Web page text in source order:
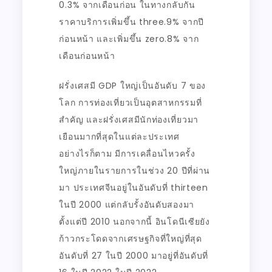
0.3% จากเดือนก่อน ในทางกลับกัน
ราคาบริการเพิ่มขึ้น three.9% จากปี
ก่อนหน้า และเพิ่มขึ้น zero.8% จาก
เดือนก่อนหน้า
ฝรั่งเศสมี GDP ใหญ่เป็นอันดับ 7 ของ
โลก การท่องเที่ยวเป็นอุตสาหกรรมที่
สำคัญ และฝรั่งเศสมีนักท่องเที่ยวมา
เยือนมากที่สุดในแต่ละประเทศ
อย่างไรก็ตาม มีการเคลื่อนไหวครั้ง
ใหญ่ภายในรายการในช่วง 20 ปีที่ผ่าน
มา ประเทศจีนอยู่ในอันดับที่ thirteen
ในปี 2000 แต่กลับรั้งอันดับสองมา
ตั้งแต่ปี 2010 นอกจากนี้ อินโดนีเซียยัง
ก้าวกระโดดจากเศรษฐกิจที่ใหญ่ที่สุด
อันดับที่ 27 ในปี 2000 มาอยู่ที่อันดับที่